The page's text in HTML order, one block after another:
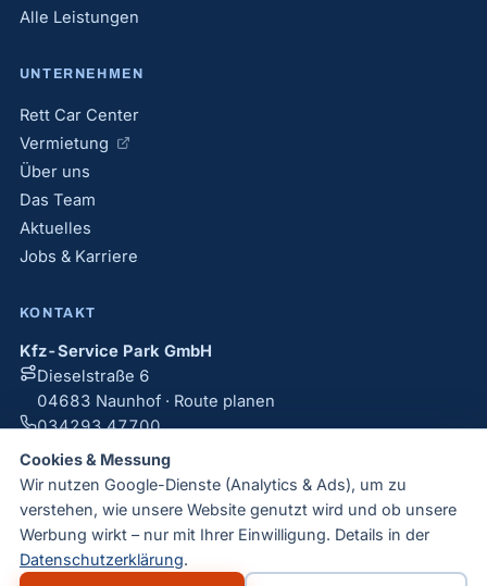
Alle Leistungen
UNTERNEHMEN
Rett Car Center
Vermietung
Über uns
Das Team
Aktuelles
Jobs & Karriere
KONTAKT
Kfz-Service Park GmbH
Dieselstraße 6
04683 Naunhof · Route planen
034293 47700
anfrage@kfz-park.com
Mo–Fr 06:30 – 17:00 Uhr
Jetzt anrufen
Cookies & Messung
Wir nutzen Google-Dienste (Analytics & Ads), um zu
verstehen, wie unsere Website genutzt wird und ob unsere
Werbung wirkt – nur mit Ihrer Einwilligung. Details in der
Datenschutzerklärung.